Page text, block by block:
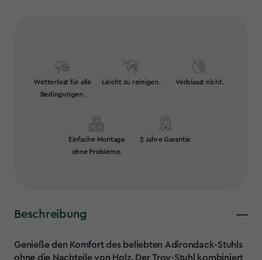
Wetterfest für alle
Bedingungen.
Leicht zu reinigen. Verblasst nicht.
Einfache Montage
ohne Probleme.
2 Jahre Garantie
Beschreibung
Genieße den Komfort des beliebten Adirondack-Stuhls
ohne die Nachteile von Holz. Der Troy-Stuhl kombiniert